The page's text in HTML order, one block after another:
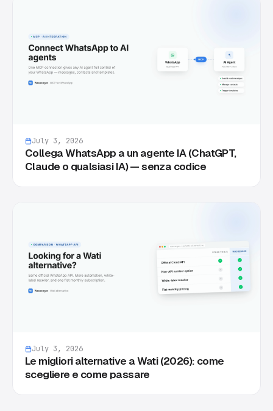
July 3, 2026
Collega WhatsApp a un agente IA (ChatGPT,
Claude o qualsiasi IA) — senza codice
July 3, 2026
Le migliori alternative a Wati (2026): come
scegliere e come passare